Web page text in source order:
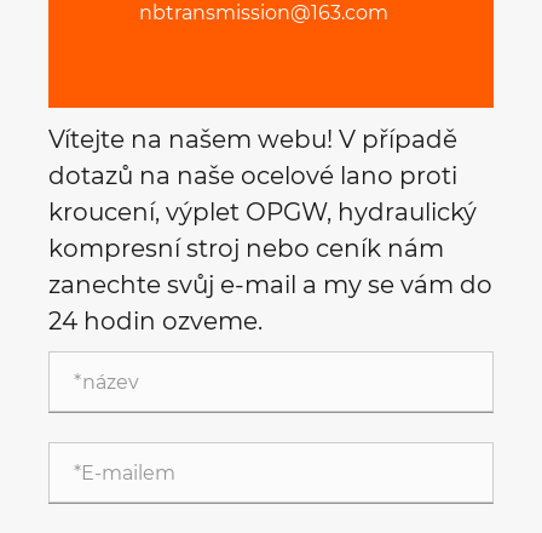
nbtransmission@163.com
Vítejte na našem webu! V případě
dotazů na naše ocelové lano proti
kroucení, výplet OPGW, hydraulický
kompresní stroj nebo ceník nám
zanechte svůj e-mail a my se vám do
24 hodin ozveme.